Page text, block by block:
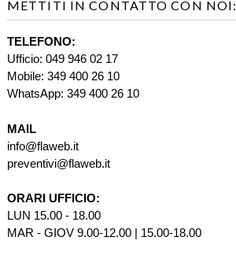
METTITI IN CONTATTO CON NOI:
TELEFONO:
Ufficio: 049 946 02 17
Mobile: 349 400 26 10
WhatsApp: 349 400 26 10
MAIL
info@flaweb.it
preventivi@flaweb.it
ORARI UFFICIO:
LUN 15.00 - 18.00
MAR - GIOV 9.00-12.00 | 15.00-18.00